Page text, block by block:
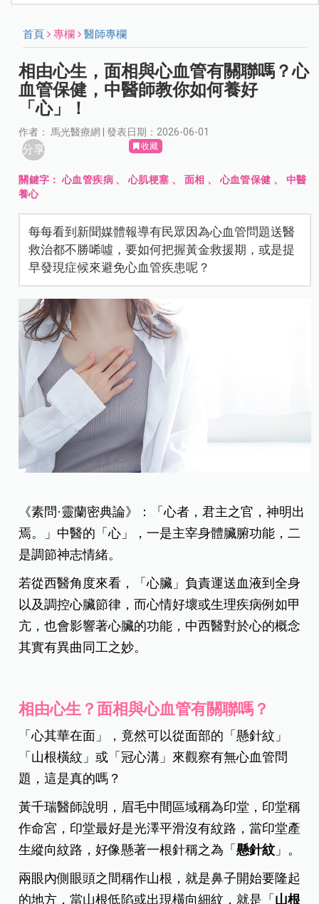
首頁 專欄 醫師專欄
相由心生，面相與心血管有關聯嗎？心
血管保健，中醫師教你如何養好
「心」！
作者： 馬光醫療網 | 發表日期：2026-06-01
分享 收藏
關鍵字：心血管疾病、心肌梗塞 、 面相 、 心血管保健 、 中醫
養心
每每看到新聞媒體報導有民眾因為心血管問題送醫
救治都不勝唏噓，要如何把握黃金救援期，或是提
早發現症候來避免心血管疾患呢？
《素問·靈蘭密典論》：「心者，君主之官，神明出
焉。」中醫的「心」，一是主宰身體臟腑功能，二
是調節神志情緒。
若從西醫角度來看，「心臟」負責運送血液到全身
以及調控心臟節律，而心情好壞或生理疾病例如甲
亢，也會影響著心臟的功能，中西醫對於心的概念
其實有異曲同工之妙。
相由心生？面相與心血管有關聯嗎？
「心其華在面」，竟然可以從面部的「懸針紋」
「山根橫紋」或「冠心溝」來觀察有無心血管問
題，這是真的嗎？
黃千瑞醫師說明，眉毛中間區域稱為印堂，印堂稱
作命宮，印堂最好是光澤平滑沒有紋路，當印堂產
生縱向紋路，好像懸著一根針稱之為「懸針紋 」。
兩眼內側眼頭之間稱作山根，就是鼻子開始要隆起
的地方，當山根低陷或出現橫向細紋，就是「 山根